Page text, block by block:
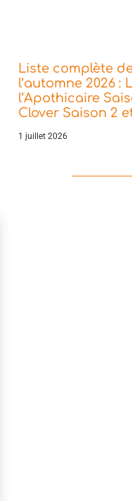
Liste complète
l’automne 2026 :
l’Apothicaire
Clover Saison 2
1 juillet 2026